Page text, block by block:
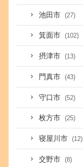
池田市 (27)
箕面市 (102)
摂津市 (13)
門真市 (43)
守口市 (52)
枚方市 (25)
寝屋川市 (12)
交野市 (8)